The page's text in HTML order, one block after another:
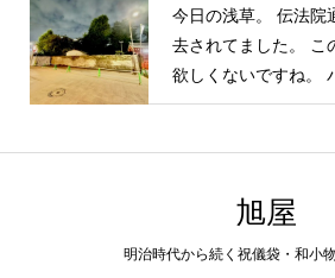
今日の浅草。 伝法院
去されてました。 こ
欲しくないですね。
旭屋
明治時代から続く祝儀袋・和小物